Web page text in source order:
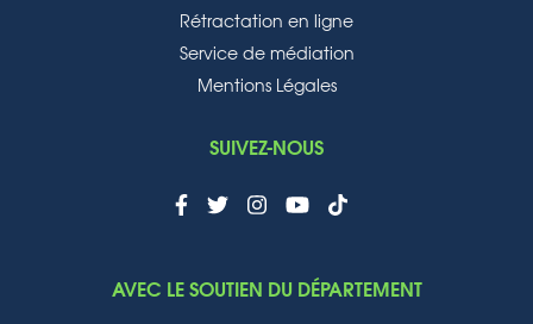
Rétractation en ligne
Service de médiation
Mentions Légales
SUIVEZ-NOUS
AVEC LE SOUTIEN DU DÉPARTEMENT